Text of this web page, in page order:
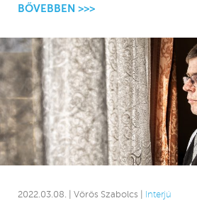
BŐVEBBEN >>>
2022.03.08. | Vörös Szabolcs | Interjú